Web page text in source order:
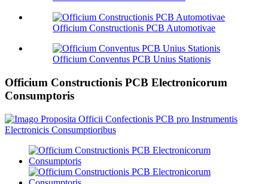
Officium Constructionis PCB Automotivae
Officium Conventus PCB Unius Stationis
Officium Constructionis PCB Electronicorum
Consumptoris